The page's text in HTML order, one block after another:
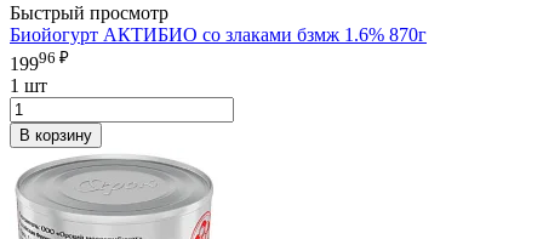
Быстрый просмотр
Биойогурт АКТИБИО со злаками бзмж 1.6% 870г
19996 ₽
1 шт
В корзину